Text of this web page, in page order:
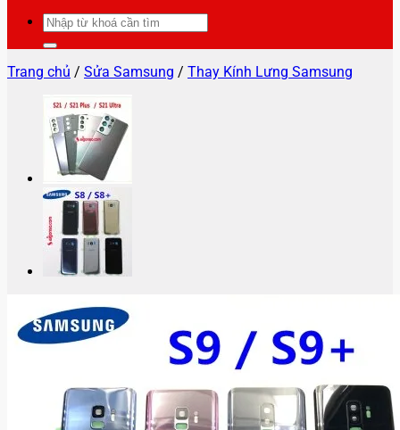
Tìm
kiếm:
Trang chủ / Sửa Samsung / Thay Kính Lưng Samsung